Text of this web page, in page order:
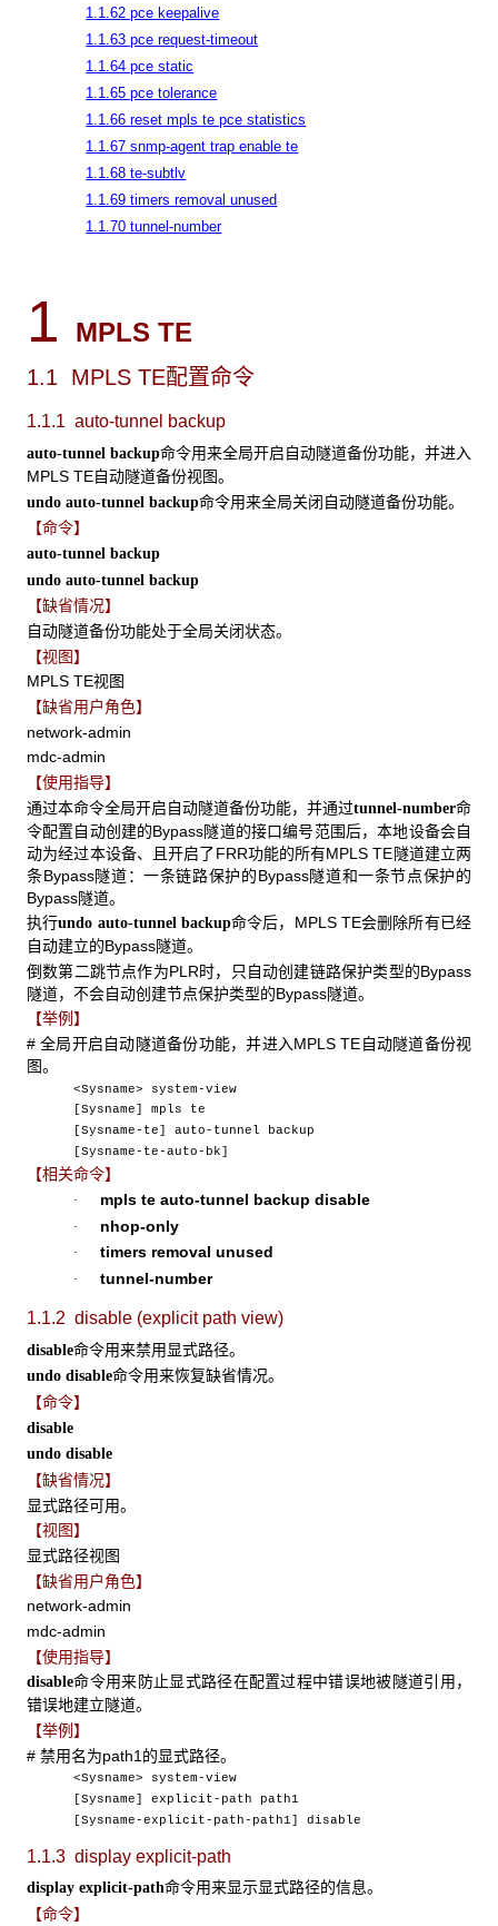
1.1.62 pce keepalive
1.1.63 pce request-timeout
1.1.64 pce static
1.1.65 pce tolerance
1.1.66 reset mpls te pce statistics
1.1.67 snmp-agent trap enable te
1.1.68 te-subtlv
1.1.69 timers removal unused
1.1.70 tunnel-number
1 MPLS TE
1.1 MPLS TE配置命令
1.1.1 auto-tunnel backup
auto-tunnel backup命令用来全局开启自动隧道备份功能，并进入
MPLS TE自动隧道备份视图。
undo auto-tunnel backup命令用来全局关闭自动隧道备份功能。
【命令】
auto-tunnel backup
undo auto-tunnel backup
【缺省情况】
自动隧道备份功能处于全局关闭状态。
【视图】
MPLS TE视图
【缺省用户角色】
network-admin
mdc-admin
【使用指导】
通过本命令全局开启自动隧道备份功能，并通过tunnel-number命
令配置自动创建的Bypass隧道的接口编号范围后，本地设备会自
动为经过本设备、且开启了FRR功能的所有MPLS TE隧道建立两
条Bypass隧道：一条链路保护的Bypass隧道和一条节点保护的
Bypass隧道。
执行undo auto-tunnel backup命令后，MPLS TE会删除所有已经
自动建立的Bypass隧道。
倒数第二跳节点作为PLR时，只自动创建链路保护类型的Bypass
隧道，不会自动创建节点保护类型的Bypass隧道。
【举例】
# 全局开启自动隧道备份功能，并进入MPLS TE自动隧道备份视
图。
<Sysname> system-view
[Sysname] mpls te
[Sysname-te] auto-tunnel backup
[Sysname-te-auto-bk]
【相关命令】
· mpls te auto-tunnel backup disable
· nhop-only
· timers removal unused
· tunnel-number
1.1.2 disable (explicit path view)
disable命令用来禁用显式路径。
undo disable命令用来恢复缺省情况。
【命令】
disable
undo disable
【缺省情况】
显式路径可用。
【视图】
显式路径视图
【缺省用户角色】
network-admin
mdc-admin
【使用指导】
disable命令用来防止显式路径在配置过程中错误地被隧道引用，
错误地建立隧道。
【举例】
# 禁用名为path1的显式路径。
<Sysname> system-view
[Sysname] explicit-path path1
[Sysname-explicit-path-path1] disable
1.1.3 display explicit-path
display explicit-path命令用来显示显式路径的信息。
【命令】